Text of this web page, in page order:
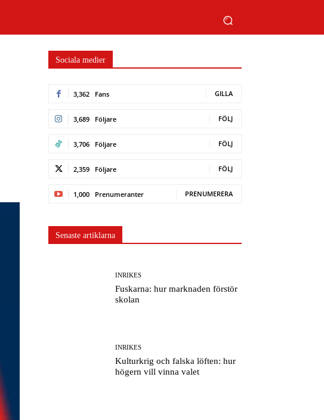
Sociala medier
3,362 Fans GILLA
3,689 Följare FÖLJ
3,706 Följare FÖLJ
2,359 Följare FÖLJ
1,000 Prenumeranter PRENUMERERA
Senaste artiklarna
INRIKES
Fuskarna: hur marknaden förstör
skolan
INRIKES
Kulturkrig och falska löften: hur
högern vill vinna valet